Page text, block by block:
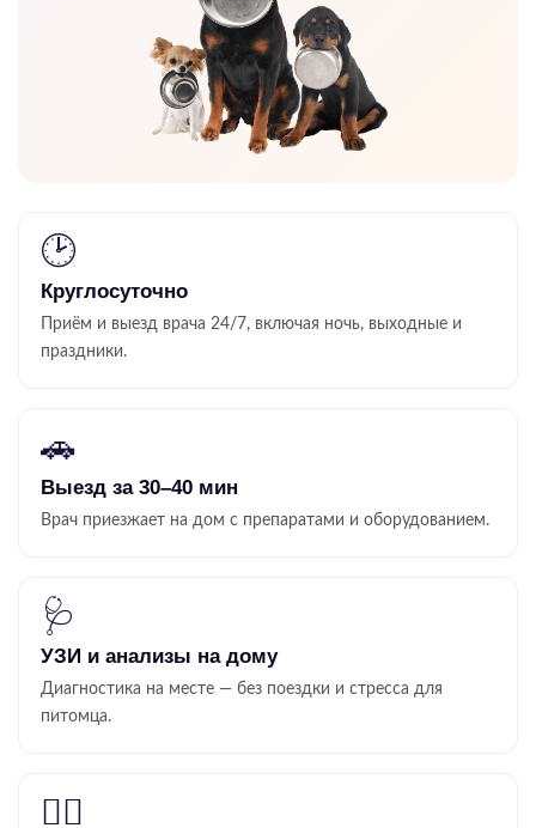
🕑
Круглосуточно
Приём и выезд врача 24/7, включая ночь, выходные и
праздники.
🚗
Выезд за 30–40 мин
Врач приезжает на дом с препаратами и оборудованием.
🩺
УЗИ и анализы на дому
Диагностика на месте — без поездки и стресса для
питомца.